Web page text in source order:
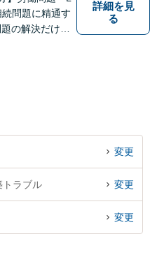
問題に精通す
の解決だけで
詳細を見
る
変更
トラブル 変更
変更